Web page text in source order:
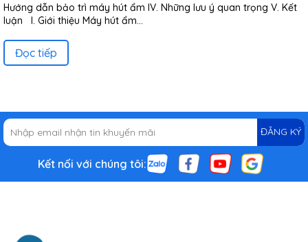
Hướng dẫn bảo trì máy hút ẩm IV. Những lưu ý quan trọng V. Kết
luận I. Giới thiệu Máy hút ẩm...
Đọc tiếp
ĐĂNG KÝ
Kết nối với chúng tôi: